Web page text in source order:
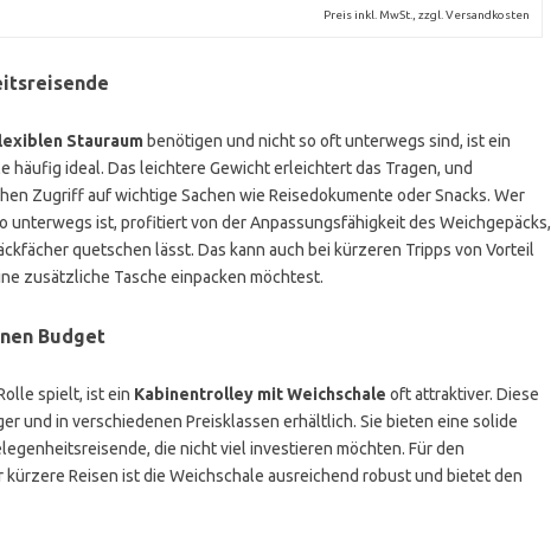
Preis inkl. MwSt., zzgl. Versandkosten
Stauraumbenötigen und nicht so oft unterwegs sind, ist ein
häufig ideal. Das leichtere Gewicht erleichtert das Tragen, und
Zugriff auf wichtige Sachen wie Reisedokumente oder Snacks. Wer
unterwegs ist, profitiert von der Anpassungsfähigkeit des Weichgepäcks,
quetschen lässt. Das kann auch bei kürzeren Tripps von Vorteil
zusätzliche Tasche einpacken möchtest.
Budget
spielt, ist ein Kabinentrolley mit Weichschale oft attraktiver. Diese
und in verschiedenen Preisklassen erhältlich. Sie bieten eine solide
die nicht viel investieren möchten. Für den
Reisen ist die Weichschale ausreichend robust und bietet den